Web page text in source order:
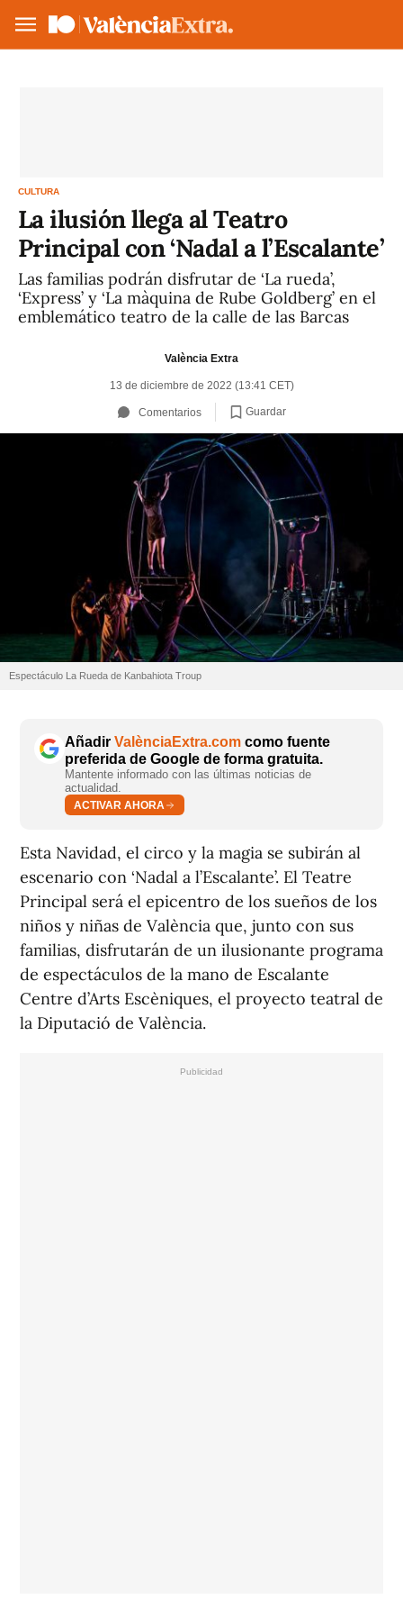
CULTURA
La ilusión llega al Teatro
Principal con ‘Nadal a l’Escalante’
Las familias podrán disfrutar de ‘La rueda’,
‘Express’ y ‘La màquina de Rube Goldberg’ en el
emblemático teatro de la calle de las Barcas
València Extra
13 de diciembre de 2022 (13:41 CET)
Comentarios Guardar
Espectáculo La Rueda de Kanbahiota Troup
Añadir ValènciaExtra.com como fuente
preferida de Google de forma gratuita.
Mantente informado con las últimas noticias de
actualidad.
ACTIVAR AHORA
Esta Navidad, el circo y la magia se subirán al
escenario con ‘Nadal a l’Escalante’. El Teatre
Principal será el epicentro de los sueños de los
niños y niñas de València que, junto con sus
familias, disfrutarán de un ilusionante programa
de espectáculos de la mano de Escalante
Centre d’Arts Escèniques, el proyecto teatral de
la Diputació de València.